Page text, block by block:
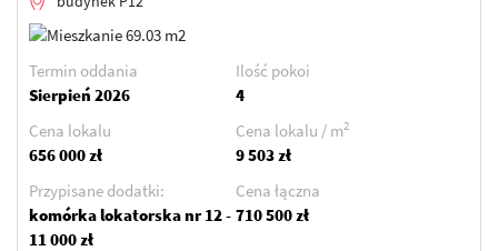
Termin oddania
Sierpień 2026
Ilość pokoi
4
Cena lokalu
656 000 zł
Cena lokalu / m2
9 503 zł
Przypisane dodatki:
komórka lokatorska nr 12 -
11 000 zł
Cena łączna
710 500 zł